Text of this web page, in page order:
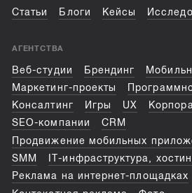
Статьи Блоги Кейсы
АГЕНТСТВА
Веб-студии Брендинг
Маркетинг-проекты
Консалтинг
Игры UX
SEO-компании
CRM
Продвижение мобильных
SMM
IT-инфраструктура,
Реклама на интернет-площадках